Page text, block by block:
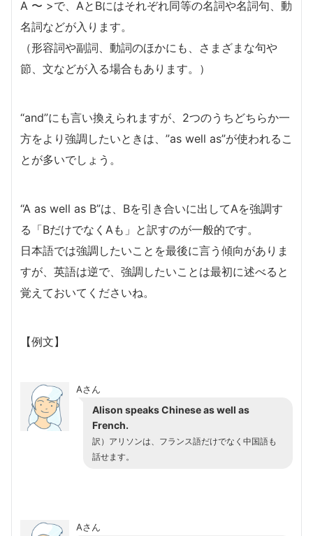
A 〜 >で、AとBにはそれぞれ同等の名詞や名詞句、動
名詞などが入ります。
（形容詞や副詞、動詞のほかにも、さまざまな句や
節、文などが入る場合もあります。）
“and”にも言い換えられますが、2つのうちどちらか一
方をより強調したいときは、”as well as”が使われるこ
とが多いでしょう。
“A as well as B”は、Bを引き合いに出してAを強調す
る「BだけでなくAも」と訳すのが一般的です。
日本語では強調したいことを最後に言う傾向がありま
すが、英語は逆で、強調したいことは最初に述べると
覚えておいてくださいね。
【例文】
Aさん
Alison speaks Chinese as well as
French.
訳）アリソンは、フランス語だけでなく中国語も
話せます。
Aさん